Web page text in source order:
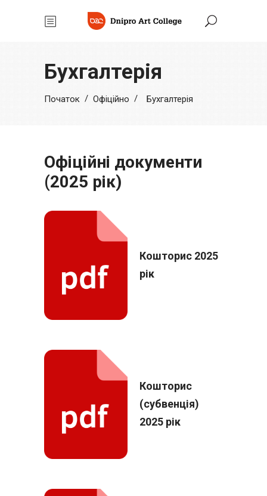
Бухгалтерія
Початок / Офіційно / Бухгалтерія
Офіційні документи
(2025 рік)
Кошторис 2025
рік
Кошторис
(субвенція)
2025 рік